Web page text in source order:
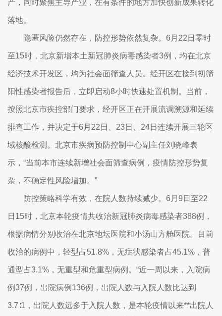
产，同时聚焦主导产业，在有条件的地方加快创新成果转化
落地。
隐匿风险仍然存在，防控形势依然复杂。6月22日零时
至15时，北京新增本土新冠肺炎病毒感染者3例，均在北京
经济技术开发区，均为社会面筛查人员。经开区在接到初筛
阳性感染者报告后，立即启动8小时快速处置机制。当前，
按照北京市疾控部门要求，经开区正在开展流调溯源和延续
排查工作，并决定于6月22日、23日、24日连续开展三轮区
域核酸检测。北京市疾病预防控制中心副主任刘晓峰表
示，“当前本市连续新增社会面筛查病例，疫情防控形势复
杂，不确定性风险增加。”
防控策略科学有效，在院人数持续减少。6月9日至22
日15时，北京本轮疫情共收治新冠肺炎病毒感染者388例，
根据病情分别收治在北京地坛医院和小汤山方舱医院。目前
收治的病例中，轻型占51.8%，无症状感染者占45.1%，普
通型占3.1%，无重型和危重型病例。“近一周以来，入院病
例37例，出院病例136例，出院人数与入院人数比达到
3.7∶1，出院人数远多于入院人数，是本轮疫情以来**出院人